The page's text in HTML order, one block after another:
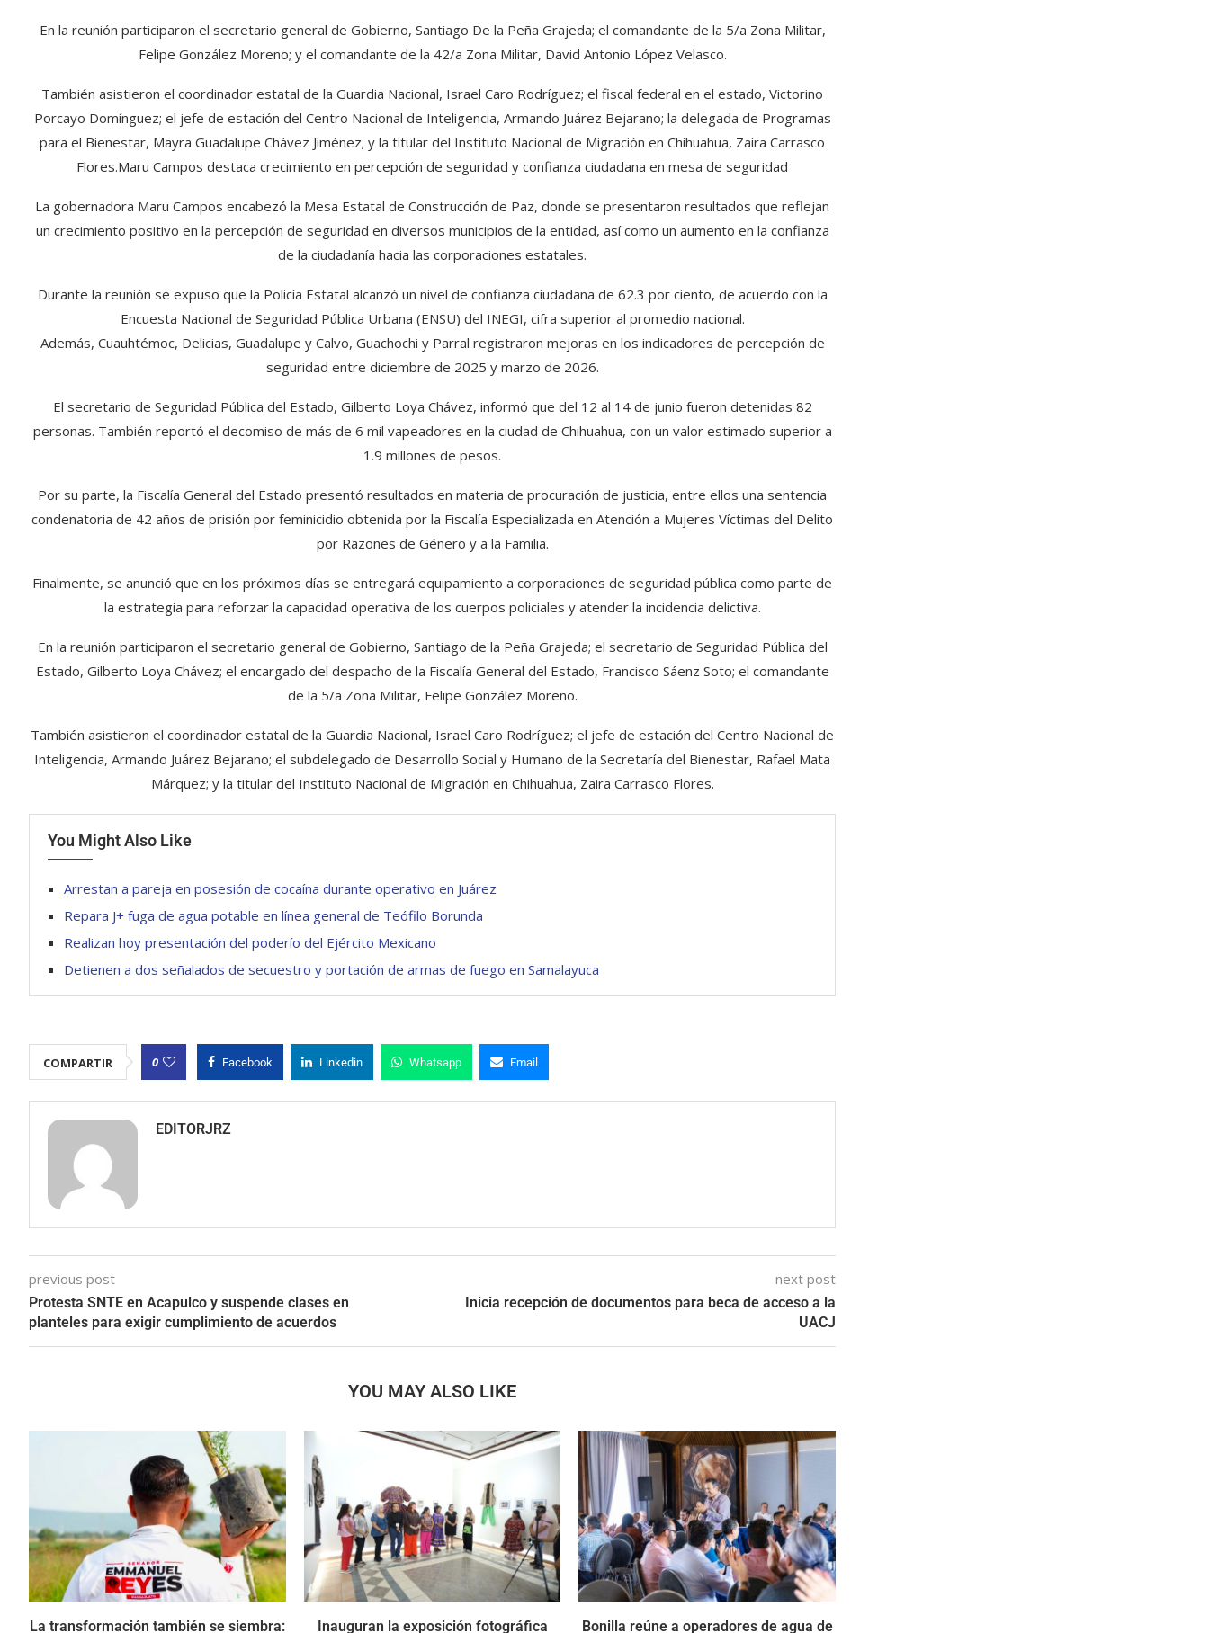
En la reunión participaron el secretario general de Gobierno, Santiago De la Peña Grajeda; el comandante de la 5/a Zona Militar,
Felipe González Moreno; y el comandante de la 42/a Zona Militar, David Antonio López Velasco.
También asistieron el coordinador estatal de la Guardia Nacional, Israel Caro Rodríguez; el fiscal federal en el estado, Victorino
Porcayo Domínguez; el jefe de estación del Centro Nacional de Inteligencia, Armando Juárez Bejarano; la delegada de Programas
para el Bienestar, Mayra Guadalupe Chávez Jiménez; y la titular del Instituto Nacional de Migración en Chihuahua, Zaira Carrasco
Flores.Maru Campos destaca crecimiento en percepción de seguridad y confianza ciudadana en mesa de seguridad
La gobernadora Maru Campos encabezó la Mesa Estatal de Construcción de Paz, donde se presentaron resultados que reflejan
un crecimiento positivo en la percepción de seguridad en diversos municipios de la entidad, así como un aumento en la confianza
de la ciudadanía hacia las corporaciones estatales.
Durante la reunión se expuso que la Policía Estatal alcanzó un nivel de confianza ciudadana de 62.3 por ciento, de acuerdo con la
Encuesta Nacional de Seguridad Pública Urbana (ENSU) del INEGI, cifra superior al promedio nacional.
Además, Cuauhtémoc, Delicias, Guadalupe y Calvo, Guachochi y Parral registraron mejoras en los indicadores de percepción de
seguridad entre diciembre de 2025 y marzo de 2026.
El secretario de Seguridad Pública del Estado, Gilberto Loya Chávez, informó que del 12 al 14 de junio fueron detenidas 82
personas. También reportó el decomiso de más de 6 mil vapeadores en la ciudad de Chihuahua, con un valor estimado superior a
1.9 millones de pesos.
Por su parte, la Fiscalía General del Estado presentó resultados en materia de procuración de justicia, entre ellos una sentencia
condenatoria de 42 años de prisión por feminicidio obtenida por la Fiscalía Especializada en Atención a Mujeres Víctimas del Delito
por Razones de Género y a la Familia.
Finalmente, se anunció que en los próximos días se entregará equipamiento a corporaciones de seguridad pública como parte de
la estrategia para reforzar la capacidad operativa de los cuerpos policiales y atender la incidencia delictiva.
En la reunión participaron el secretario general de Gobierno, Santiago de la Peña Grajeda; el secretario de Seguridad Pública del
Estado, Gilberto Loya Chávez; el encargado del despacho de la Fiscalía General del Estado, Francisco Sáenz Soto; el comandante
de la 5/a Zona Militar, Felipe González Moreno.
También asistieron el coordinador estatal de la Guardia Nacional, Israel Caro Rodríguez; el jefe de estación del Centro Nacional de
Inteligencia, Armando Juárez Bejarano; el subdelegado de Desarrollo Social y Humano de la Secretaría del Bienestar, Rafael Mata
Márquez; y la titular del Instituto Nacional de Migración en Chihuahua, Zaira Carrasco Flores.
You Might Also Like
Arrestan a pareja en posesión de cocaína durante operativo en Juárez
Repara J+ fuga de agua potable en línea general de Teófilo Borunda
Realizan hoy presentación del poderío del Ejército Mexicano
Detienen a dos señalados de secuestro y portación de armas de fuego en Samalayuca
COMPARTIR 0 Facebook Linkedin Whatsapp Email
EDITORJRZ
previous post
Protesta SNTE en Acapulco y suspende clases en
planteles para exigir cumplimiento de acuerdos
next post
Inicia recepción de documentos para beca de acceso a la
UACJ
YOU MAY ALSO LIKE
La transformación también se siembra: Inauguran la exposición fotográfica Bonilla reúne a operadores de agua de